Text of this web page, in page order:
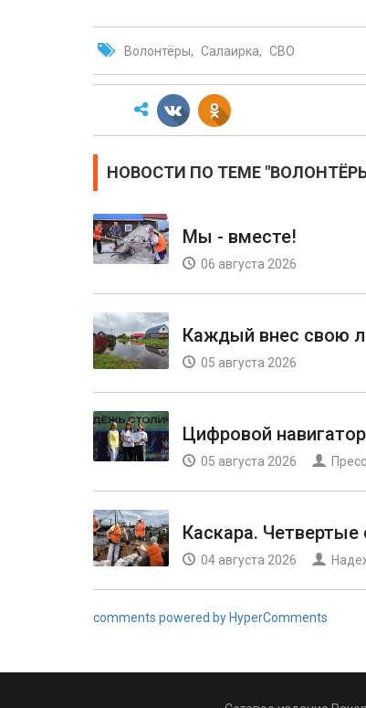
Волонтёры Салаирка СВО
НОВОСТИ ПО ТЕМЕ
Мы - вместе!
06 августа 2026
Каждый внес свою
05 августа 2026
Цифровой
05 августа 2026
Каскара. Четвертые
04 августа 2026
comments powered by HyperComments